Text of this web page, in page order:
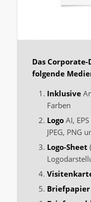
Das
folgende
Inklusive
Farben
LogoAI,
JPEG, PNG
Logo-Sheet
Briefpapier